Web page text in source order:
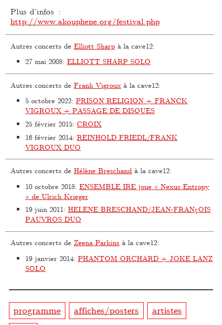
Plus d’infos :
http://www.akouphene.org/festival.php
Autres concerts deElliott Sharp à la cave12:
27 mai 2008:ELLIOTT SHARP SOLO
Autres concerts deFrank Vigroux à la cave12:
5 octobre 2022:PRISON RELIGION + FRANCK
VIGROUX + PASSAGE DE DISQUES
25 février 2015:CROIX
16 février 2014:REINHOLD FRIEDL/FRANK
VIGROUX DUO
Autres concerts deHélène Breschand à la cave12:
10 octobre 2018:ENSEMBLE IRE joue « Nexus Entropy
» de Ulrich Krieger
19 juin 2011:HELENE BRESCHAND/JEAN-FRANçOIS
PAUVROS DUO
Autres concerts deZeena Parkins à la cave12:
19 janvier 2014:PHANTOM ORCHARD + JOKE LANZ
SOLO
programme affiches/posters
artistes